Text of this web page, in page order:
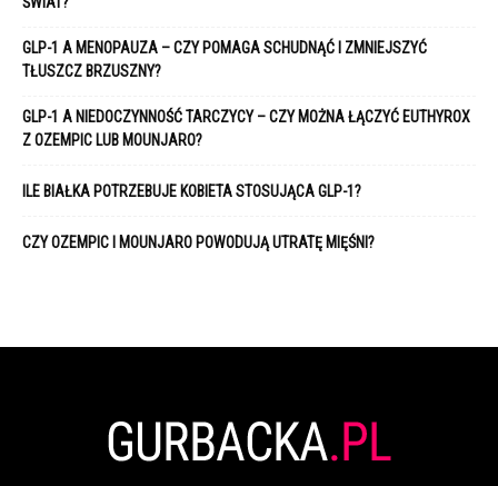
GLP-1 A MENOPAUZA – CZY POMAGA SCHUDNĄĆ I ZMNIEJSZYĆ
TŁUSZCZ BRZUSZNY?
GLP-1 A NIEDOCZYNNOŚĆ TARCZYCY – CZY MOŻNA ŁĄCZYĆ EUTHYROX
Z OZEMPIC LUB MOUNJARO?
ILE BIAŁKA POTRZEBUJE KOBIETA STOSUJĄCA GLP-1?
CZY OZEMPIC I MOUNJARO POWODUJĄ UTRATĘ MIĘŚNI?